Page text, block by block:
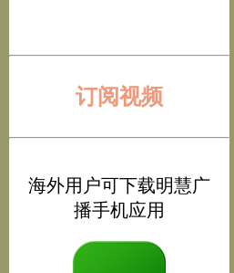
订阅视频
海外用户可下载明慧广
播手机应用